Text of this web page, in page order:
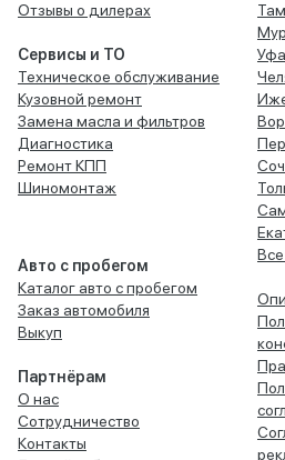
Отзывы о дилерах
Сервисы и ТО
Техническое обслуживание
Кузовной ремонт
Замена масла и фильтров
Диагностика
Ремонт КПП
Шиномонтаж
Авто с пробегом
Каталог авто с пробегом
Заказ автомобиля
Выкуп
Партнёрам
О нас
Сотрудничество
Контакты
Уфа